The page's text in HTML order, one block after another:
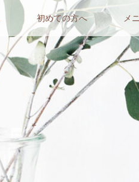
初めての方へ メ